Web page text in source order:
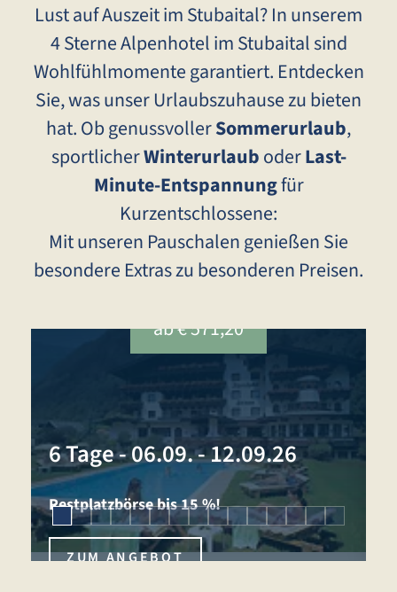
Lust auf Auszeit im Stubaital? In unserem
4 Sterne Alpenhotel im Stubaital sind
Wohlfühlmomente garantiert. Entdecken
Sie, was unser Urlaubszuhause zu bieten
hat. Ob genussvollerSommerurlaub,
sportlicherWinterurlauboderLast-
Minute-Entspannungfür
Kurzentschlossene:
Mit unseren Pauschalen genießen Sie
besondere Extras zu besonderen Preisen.
ab € 571,20
6 Tage-06.09. - 12.09.26
Restplatzbörse bis 15 %!
ZUM ANGEBOT